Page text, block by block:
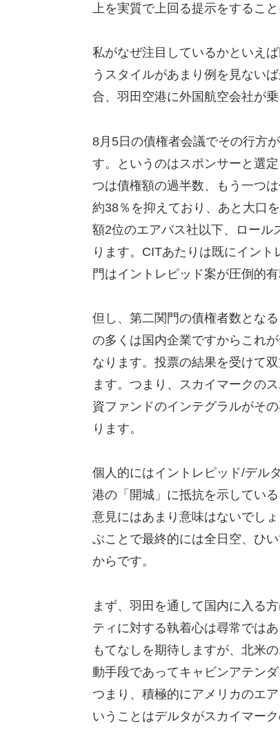
上を実質で上回る提示をすること
私がなぜ注目しているかといえ
うスタイルがあまり例を見ない
合、羽田空港に外国航空会社が
8月5日の債権者会議でその行方
す。というのはスポンサーと選
つは債権額の過半数、もう一つ
約38％を抑えており、あと大口
額2位のエアバス社以下、ロール
ります。CITあたりは既にイン
門はイントレピッド案が圧倒的有
但し、第二関門の債権者数とな
の多くは国内企業ですからこれ
なります。投票の結果を受けて
ます。つまり、スカイマークの
資ファンドのインテグラルがそ
ります。
個人的にはイントレピッド/デル
港の「開城」に抵抗を示してい
意見にはあまり意味はないでし
ぶことで最終的には全日空、ひ
からです。
まず、羽田を通して国内に入る
ティに対する執着心は尋常では
もてなしを期待しますが、北米
動手段であってキャビンアテン
つまり、積極的にアメリカのエ
いうことはデルタがスカイマー